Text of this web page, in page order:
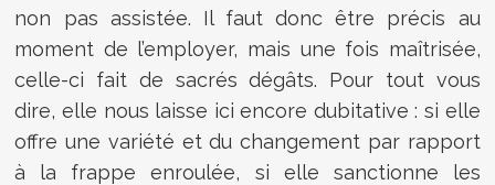
non pas assistée. Il faut donc être précis au
moment de l’employer, mais une fois maîtrisée,
celle-ci fait de sacrés dégâts. Pour tout vous
dire, elle nous laisse ici encore dubitative : si elle
offre une variété et du changement par rapport
à la frappe enroulée, si elle sanctionne les